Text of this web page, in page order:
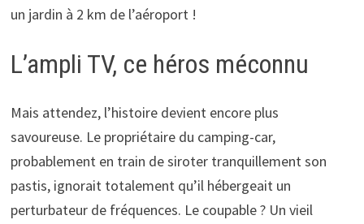
un jardin à 2 km de l’aéroport !
L’ampli TV, ce héros méconnu
Mais attendez, l’histoire devient encore plus
savoureuse. Le propriétaire du camping-car,
probablement en train de siroter tranquillement son
pastis, ignorait totalement qu’il hébergeait un
perturbateur de fréquences. Le coupable ? Un vieil